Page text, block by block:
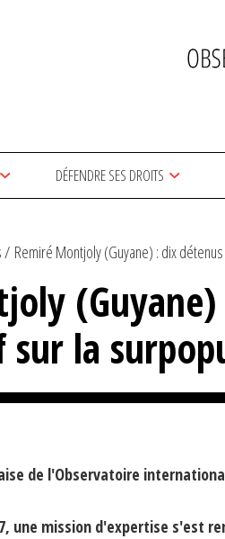
DÉFENDRE SES DROITS
Remiré Montjoly (Guyane) : dix
la
de l'Observatoire
une mission d'expertise s'est